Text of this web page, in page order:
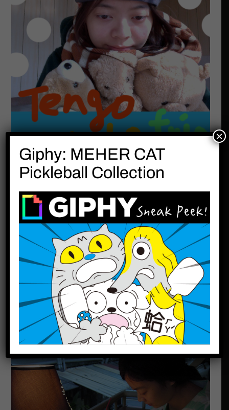
2014-11-22
如何用西班牙語說出世
界各國國家名稱?
Giphy: MEHER CAT
Pickleball Collection
×